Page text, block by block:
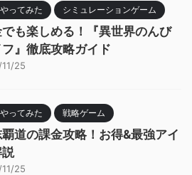
ってみた シミュレーションゲーム
も楽しめる！『異世界のんび
フ』徹底攻略ガイド
25
ってみた 戦略ゲーム
道の課金攻略！お得&最強アイ
25